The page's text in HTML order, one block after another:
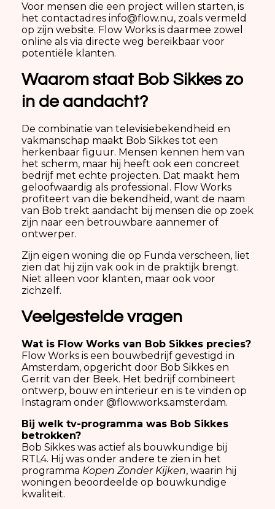
Voor mensen die een project willen starten, is
het contactadres info@flow.nu, zoals vermeld
op zijn website. Flow Works is daarmee zowel
online als via directe weg bereikbaar voor
potentiële klanten.
Waarom staat Bob Sikkes zo
in de aandacht?
De combinatie van televisiebekendheid en
vakmanschap maakt Bob Sikkes tot een
herkenbaar figuur. Mensen kennen hem van
het scherm, maar hij heeft ook een concreet
bedrijf met echte projecten. Dat maakt hem
geloofwaardig als professional. Flow Works
profiteert van die bekendheid, want de naam
van Bob trekt aandacht bij mensen die op zoek
zijn naar een betrouwbare aannemer of
ontwerper.
Zijn eigen woning die op Funda verscheen, liet
zien dat hij zijn vak ook in de praktijk brengt.
Niet alleen voor klanten, maar ook voor
zichzelf.
Veelgestelde vragen
Wat is Flow Works van Bob Sikkes precies?
Flow Works is een bouwbedrijf gevestigd in
Amsterdam, opgericht door Bob Sikkes en
Gerrit van der Beek. Het bedrijf combineert
ontwerp, bouw en interieur en is te vinden op
Instagram onder @flow.works.amsterdam.
Bij welk tv-programma was Bob Sikkes
betrokken?
Bob Sikkes was actief als bouwkundige bij
RTL4. Hij was onder andere te zien in het
programma Kopen Zonder Kijken, waarin hij
woningen beoordeelde op bouwkundige
kwaliteit.